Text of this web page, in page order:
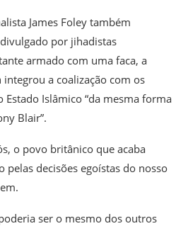
James Foley também
por jihadistas
armado com uma faca, a
a coalização com os
Estado Islâmico “da mesma forma
Blair”.
o povo britânico que acaba
pelas decisões egoístas do nosso
ser o mesmo dos outros